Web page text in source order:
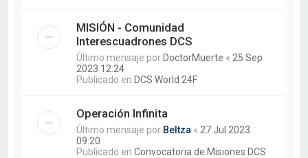
MISIÓN - Comunidad
Interescuadrones DCS
Último mensaje por DoctorMuerte « 25 Sep
2023 12:24
Publicado en DCS World 24F
Operación Infinita
Último mensaje por Beltza « 27 Jul 2023
09:20
Publicado enConvocatoria de Misiones DCS